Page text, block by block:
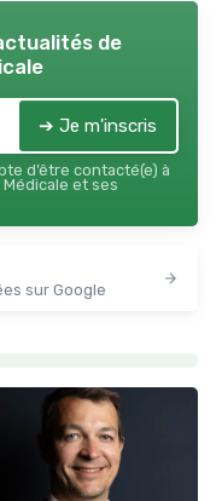
de
➔ Je m'inscris
d’être contacté(e) à
et ses
sur Google